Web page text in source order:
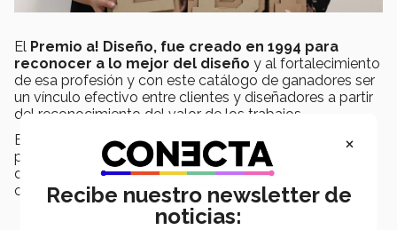
El Premio a! Diseño, fue creado en 1994 para
reconocer a lo mejor del diseño y al fortalecimiento
de esa profesión y con este catálogo de ganadores ser
un vínculo efectivo entre clientes y diseñadores a partir
del reconocimiento del valor de los trabajos.
El jurado de este concurso lo integran destacados
profesionales en distintas áreas y especialidades del
diseño. Será en abril de este año cuando se den a
conocer a los ganadores de todas las categorías.
×
Recibe nuestro newsletter de
noticias: